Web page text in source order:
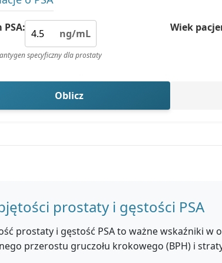
PSA: ng/mL
specyficzny dla prostaty
Wiek
Oblicz
prostaty i gęstości PSA
prostaty i gęstość PSA to ważne wskaźniki w
przerostu gruczołu krokowego (BPH) i